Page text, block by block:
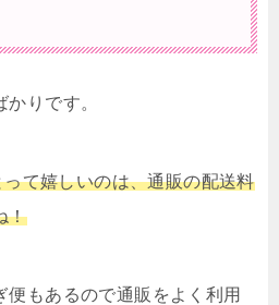
りです。
て嬉しいのは、通販の配送料
！
もあるので通販をよく利用